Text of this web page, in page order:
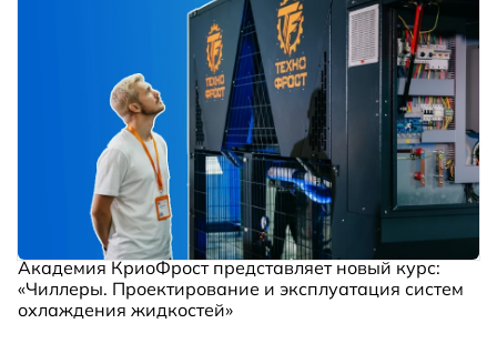
Академия КриоФрост представляет новый курс:
«Чиллеры. Проектирование и эксплуатация систем
охлаждения жидкостей»